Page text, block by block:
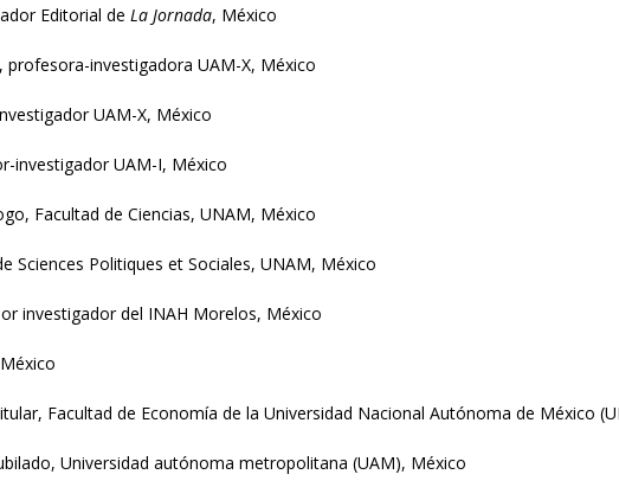
Editorial de La Jornada, México
profesora-investigadora UAM-X, México
UAM-X, México
investigador UAM-I, México
Facultad de Ciencias, UNAM, México
Sciences Politiques et Sociales, UNAM, México
investigador del INAH Morelos, México
Facultad de Economía de la Universidad Nacional Autónoma de México
Universidad autónoma metropolitana (UAM), México